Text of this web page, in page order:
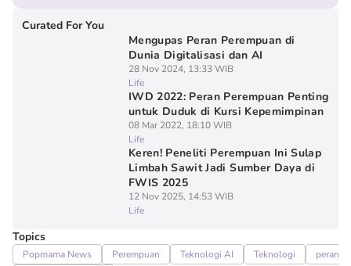
Curated For You
Mengupas Peran Perempuan di
Dunia Digitalisasi dan AI
28 Nov 2024, 13:33 WIB
Life
IWD 2022: Peran Perempuan Penting
untuk Duduk di Kursi Kepemimpinan
08 Mar 2022, 18:10 WIB
Life
Keren! Peneliti Perempuan Ini Sulap
Limbah Sawit Jadi Sumber Daya di
FWIS 2025
12 Nov 2025, 14:53 WIB
Life
Topics
Popmama News Perempuan Teknologi AI Teknologi
peran